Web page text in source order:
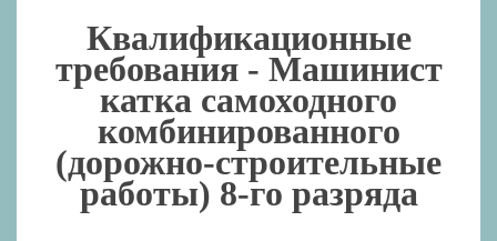
Квалификационные
требования - Машинист
катка самоходного
комбинированного
(дорожно-строительные
работы) 8-го разряда